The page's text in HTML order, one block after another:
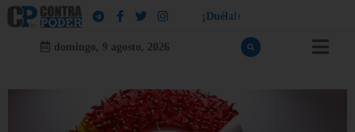
¡ Dué a e
domingo, 9 agosto, 2026